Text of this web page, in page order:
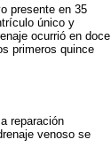
presente en 35
único y
ocurrió en doce
primeros quince
reparación
venoso se